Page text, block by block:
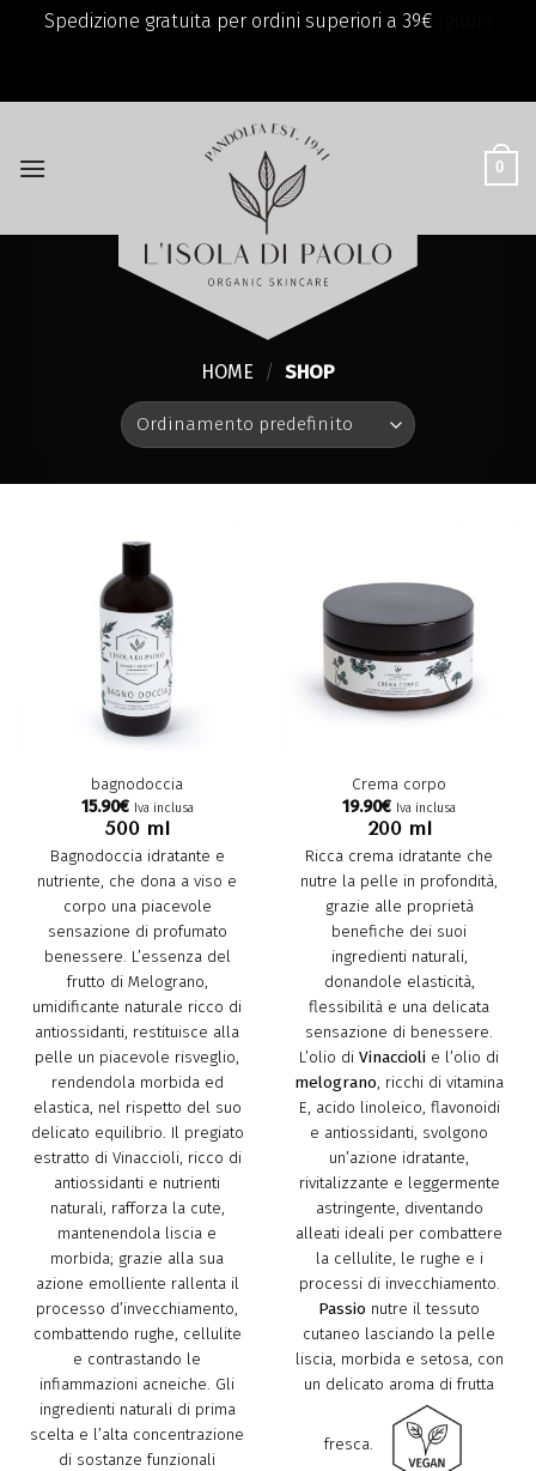
Spedizione gratuita per ordini superiori a 39€
0
HOME / SHOP
bagnodoccia
15.90€ Iva inclusa
500 ml
Bagnodoccia idratante e
nutriente, che dona a viso e
corpo una piacevole
sensazione di profumato
benessere. L’essenza del
frutto di Melograno,
umidificante naturale ricco di
antiossidanti, restituisce alla
pelle un piacevole risveglio,
rendendola morbida ed
elastica, nel rispetto del suo
delicato equilibrio. Il pregiato
estratto di Vinaccioli, ricco di
antiossidanti e nutrienti
naturali, rafforza la cute,
mantenendola liscia e
morbida; grazie alla sua
azione emolliente rallenta il
processo d’invecchiamento,
combattendo rughe, cellulite
e contrastando le
infiammazioni acneiche. Gli
ingredienti naturali di prima
scelta e l’alta concentrazione
di sostanze funzionali
Crema corpo
19.90€ Iva inclusa
200 ml
Ricca crema idratante che
nutre la pelle in profondità,
grazie alle proprietà
benefiche dei suoi
ingredienti naturali,
donandole elasticità,
flessibilità e una delicata
sensazione di benessere.
L’olio di Vinaccioli e l’olio di
melograno, ricchi di vitamina
E, acido linoleico, flavonoidi
e antiossidanti, svolgono
un’azione idratante,
rivitalizzante e leggermente
astringente, diventando
alleati ideali per combattere
la cellulite, le rughe e i
processi di invecchiamento.
Passio nutre il tessuto
cutaneo lasciando la pelle
liscia, morbida e setosa, con
un delicato aroma di frutta
fresca.